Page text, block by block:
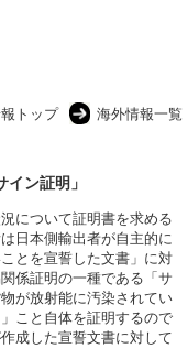
トップ
海外情報一覧
ン証明」
について証明書を求める
日本側輸出者が自主的に
とを宣誓した文書」に対
係証明の一種である「サ
が放射能に汚染されてい
こと自体を証明するので
成した宣誓文書に対して